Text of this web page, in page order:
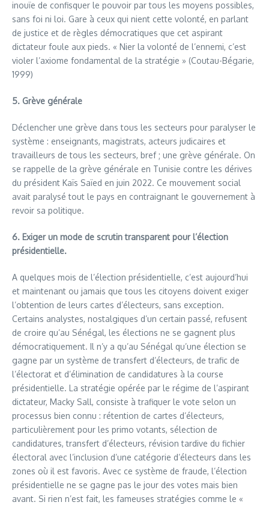
inouïe de confisquer le pouvoir par tous les moyens possibles,
sans foi ni loi. Gare à ceux qui nient cette volonté, en parlant
de justice et de règles démocratiques que cet aspirant
dictateur foule aux pieds. « Nier la volonté de l’ennemi, c’est
violer l’axiome fondamental de la stratégie » (Coutau-Bégarie,
1999)
5. Grève générale
Déclencher une grève dans tous les secteurs pour paralyser le
système : enseignants, magistrats, acteurs judicaires et
travailleurs de tous les secteurs, bref ; une grève générale. On
se rappelle de la grève générale en Tunisie contre les dérives
du président Kaïs Saïed en juin 2022. Ce mouvement social
avait paralysé tout le pays en contraignant le gouvernement à
revoir sa politique.
6. Exiger un mode de scrutin transparent pour l’élection
présidentielle.
A quelques mois de l’élection présidentielle, c’est aujourd’hui
et maintenant ou jamais que tous les citoyens doivent exiger
l’obtention de leurs cartes d’électeurs, sans exception.
Certains analystes, nostalgiques d’un certain passé, refusent
de croire qu’au Sénégal, les élections ne se gagnent plus
démocratiquement. Il n’y a qu’au Sénégal qu’une élection se
gagne par un système de transfert d’électeurs, de trafic de
l’électorat et d’élimination de candidatures à la course
présidentielle. La stratégie opérée par le régime de l’aspirant
dictateur, Macky Sall, consiste à trafiquer le vote selon un
processus bien connu : rétention de cartes d’électeurs,
particulièrement pour les primo votants, sélection de
candidatures, transfert d’électeurs, révision tardive du fichier
électoral avec l’inclusion d’une catégorie d’électeurs dans les
zones où il est favoris. Avec ce système de fraude, l’élection
présidentielle ne se gagne pas le jour des votes mais bien
avant. Si rien n’est fait, les fameuses stratégies comme le «